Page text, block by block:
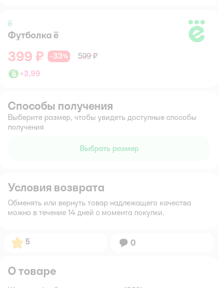
ё
Футболка ё
399 ₽ −33%
599 ₽
+3,99
Способы получения
Выберите размер, чтобы увидеть доступные способы
получения
Выбрать размер
Условия возврата
Обменять или вернуть товар надлежащего качества
можно в течение 14 дней с момента покупки.
Рейтинг:
5 Вопросов:
0
О товаре